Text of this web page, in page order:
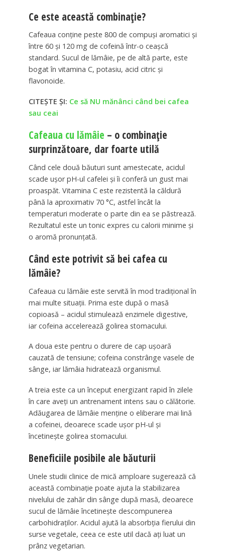
Ce este această combinație?
Cafeaua conține peste 800 de compuși aromatici și
între 60 și 120 mg de cofeină într-o ceașcă
standard. Sucul de lămâie, pe de altă parte, este
bogat în vitamina C, potasiu, acid citric și
flavonoide.
CITEȘTE ȘI: Ce să NU mănânci când bei cafea
sau ceai
Cafeaua cu lămâie – o combinație
surprinzătoare, dar foarte utilă
Când cele două băuturi sunt amestecate, acidul
scade ușor pH-ul cafelei și îi conferă un gust mai
proaspăt. Vitamina C este rezistentă la căldură
până la aproximativ 70 °C, astfel încât la
temperaturi moderate o parte din ea se păstrează.
Rezultatul este un tonic expres cu calorii minime și
o aromă pronunțată.
Când este potrivit să bei cafea cu
lămâie?
Cafeaua cu lămâie este servită în mod tradițional în
mai multe situații. Prima este după o masă
copioasă – acidul stimulează enzimele digestive,
iar cofeina accelerează golirea stomacului.
A doua este pentru o durere de cap ușoară
cauzată de tensiune; cofeina constrânge vasele de
sânge, iar lămâia hidratează organismul.
A treia este ca un început energizant rapid în zilele
în care aveți un antrenament intens sau o călătorie.
Adăugarea de lămâie menține o eliberare mai lină
a cofeinei, deoarece scade ușor pH-ul și
încetinește golirea stomacului.
Beneficiile posibile ale băuturii
Unele studii clinice de mică amploare sugerează că
această combinație poate ajuta la stabilizarea
nivelului de zahăr din sânge după masă, deoarece
sucul de lămâie încetinește descompunerea
carbohidraților. Acidul ajută la absorbția fierului din
surse vegetale, ceea ce este util dacă ați luat un
prânz vegetarian.